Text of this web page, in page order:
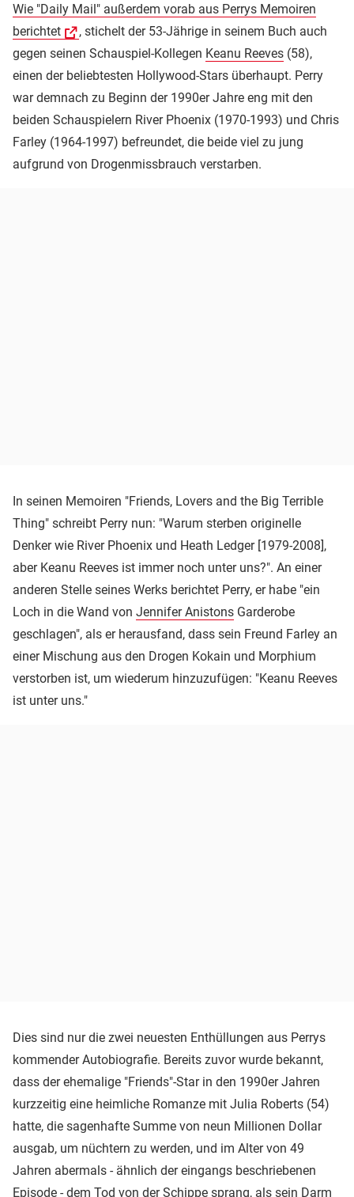
Wie "Daily Mail" außerdem vorab aus Perrys Memoiren
berichtet
, stichelt der 53-Jährige in seinem Buch auch
gegen seinen Schauspiel-Kollegen Keanu Reeves (58),
einen der beliebtesten Hollywood-Stars überhaupt. Perry
war demnach zu Beginn der 1990er Jahre eng mit den
beiden Schauspielern River Phoenix (1970-1993) und Chris
Farley (1964-1997) befreundet, die beide viel zu jung
aufgrund von Drogenmissbrauch verstarben.
In seinen Memoiren "Friends, Lovers and the Big Terrible
Thing" schreibt Perry nun: "Warum sterben originelle
Denker wie River Phoenix und Heath Ledger [1979-2008],
aber Keanu Reeves ist immer noch unter uns?". An einer
anderen Stelle seines Werks berichtet Perry, er habe "ein
Loch in die Wand von Jennifer Anistons Garderobe
geschlagen", als er herausfand, dass sein Freund Farley an
einer Mischung aus den Drogen Kokain und Morphium
verstorben ist, um wiederum hinzuzufügen: "Keanu Reeves
ist unter uns."
Dies sind nur die zwei neuesten Enthüllungen aus Perrys
kommender Autobiografie. Bereits zuvor wurde bekannt,
dass der ehemalige "Friends"-Star in den 1990er Jahren
kurzzeitig eine heimliche Romanze mit Julia Roberts (54)
hatte, die sagenhafte Summe von neun Millionen Dollar
ausgab, um nüchtern zu werden, und im Alter von 49
Jahren abermals - ähnlich der eingangs beschriebenen
Episode - dem Tod von der Schippe sprang, als sein Darm